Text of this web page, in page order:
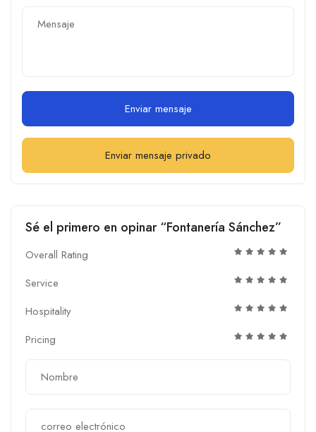
Enviar mensaje
Enviar mensaje privado
Sé el primero en opinar “Fontanería Sánchez”
Overall Rating
Service
Hospitality
Pricing